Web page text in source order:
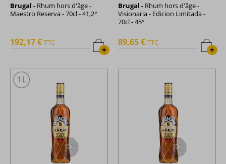
Brugal - Rhum hors d'âge -
Maestro Reserva - 70cl - 41,2°
+
192,17 € TTC
Brugal - Rhum hors d'âge -
Visionaria - Edicion Limitada -
70cl - 45°
+
89,65 € TTC